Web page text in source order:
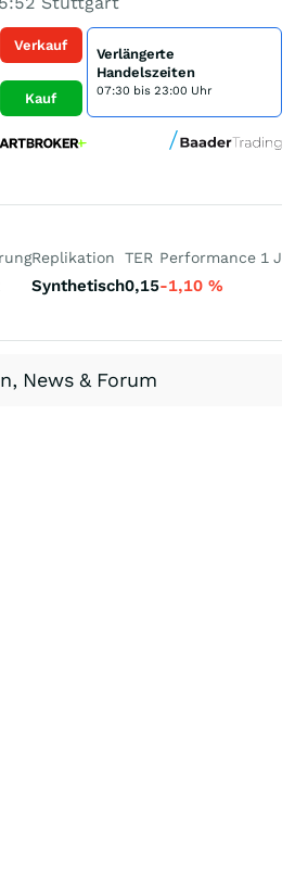
Verkauf
Kauf
Verlängerte
Handelszeiten
07:30 bis 23:00 Uhr
Replikation
Synthetisch
TER
0,15
Performance 1 J
-1,10 %
News & Forum